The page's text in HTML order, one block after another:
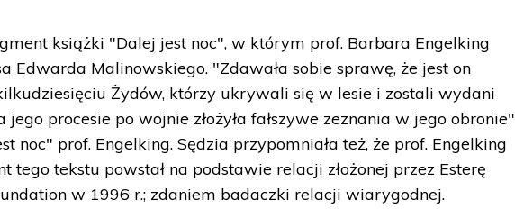
książki "Dalej jest noc", w którym prof. Barbara Engelking
Edwarda Malinowskiego. "Zdawała sobie sprawę, że jest on
Żydów, którzy ukrywali się w lesie i zostali wydani
procesie po wojnie złożyła fałszywe zeznania w jego obronie"
noc" prof. Engelking. Sędzia przypomniała też, że prof. Engelking
tego tekstu powstał na podstawie relacji złożonej przez Esterę
w 1996 r.; zdaniem badaczki relacji wiarygodnej.